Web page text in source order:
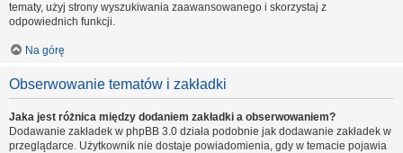
tematy, użyj strony wyszukiwania zaawansowanego i skorzystaj z
odpowiednich funkcji.
Na górę
Obserwowanie tematów i zakładki
Jaka jest różnica między dodaniem zakładki a obserwowaniem?
Dodawanie zakładek w phpBB 3.0 działa podobnie jak dodawanie zakładek w
przeglądarce. Użytkownik nie dostaje powiadomienia, gdy w temacie pojawia